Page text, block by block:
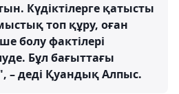
Күдіктілерге қатысты
топ құру, оған
болу фактілері
Бұл бағыттағы
– деді Қуандық Алпыс.